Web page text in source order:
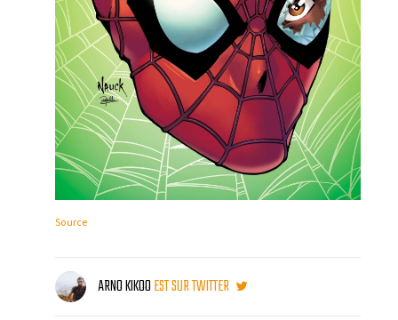
Source
ARNO KIKOOEST SUR TWITTER